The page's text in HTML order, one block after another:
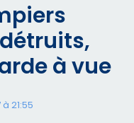
à vue
21:55